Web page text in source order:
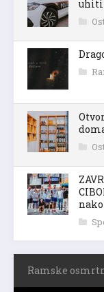
Ramske